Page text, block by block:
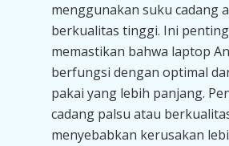
menggunakan suku cadang
berkualitas tinggi. Ini
memastikan bahwa laptop
berfungsi dengan optimal
pakai yang lebih panjang.
cadang palsu atau
menyebabkan kerusakan